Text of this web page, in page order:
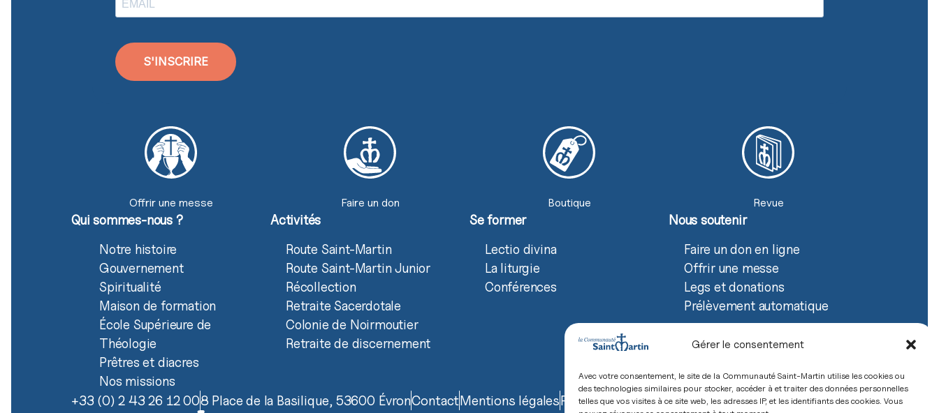
Gérer le consentement
Avec votre consentement, le site de la Communauté Saint-Martin utilise les cookies ou
des technologies similaires pour stocker, accéder à et traiter des données personnelles
telles que vos visites à ce site web, les adresses IP, et les identifiants des cookies. Vous
S'INSCRIRE
Offrir une messe Faire un don Boutique Revue
Qui sommes-nous ?
Notre histoire
Gouvernement
Spiritualité
Maison de formation
École Supérieure de
Théologie
Prêtres et diacres
Nos missions
Activités
Route Saint-Martin
Route Saint-Martin Junior
Récollection
Retraite Sacerdotale
Colonie de Noirmoutier
Retraite de discernement
Se former
Lectio divina
La liturgie
Conférences
Nous soutenir
Faire un don en ligne
Offrir une messe
Legs et donations
Prélèvement automatique
+33 (0) 2 43 26 12 008 Place de la Basilique, 53600 ÉvronContactMentions légalesPolitique de confidentialité